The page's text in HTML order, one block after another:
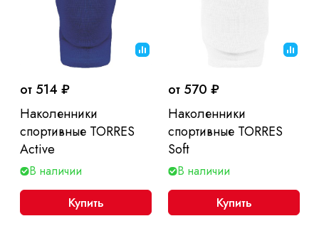
от 514 ₽
Наколенники
спортивные TORRES
Active
В наличии
Купить
от 570 ₽
Наколенники
спортивные TORRES
Soft
В наличии
Купить